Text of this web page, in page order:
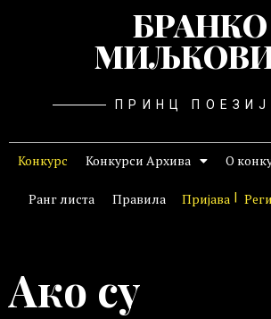
БРАНКО
ПРИНЦ
Конкурс Конкурси Архива О
Ранг листа Правила Пријава
Ако су